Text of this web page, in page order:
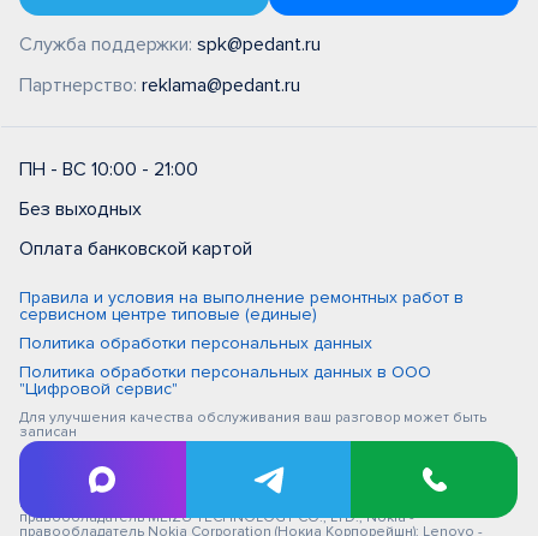
Служба поддержки: spk@pedant.ru
Партнерство: reklama@pedant.ru
ПН - ВС 10:00 - 21:00
Без выходных
Оплата банковской картой
Правила и условия на выполнение ремонтных работ в
сервисном центре типовые (единые)
Политика обработки персональных данных
Политика обработки персональных данных в ООО
"Цифровой сервис"
Для улучшения качества обслуживания ваш разговор может быть
записан
iPhone, Macbook, iPad - правообладатель Apple Inc. (Эпл Инк.); Huawei и
Honor - правообладатель HUAWEI TECHNOLOGIES CO., LTD. (ХУАВЕЙ
ТЕКНОЛОДЖИС КО., ЛТД.); Samsung – правообладатель Samsung
Electronics Co. Ltd. (Самсунг Электроникс Ко., Лтд.); MEIZU -
правообладатель MEIZU TECHNOLOGY CO., LTD.; Nokia -
правообладатель Nokia Corporation (Нокиа Корпорейшн); Lenovo -